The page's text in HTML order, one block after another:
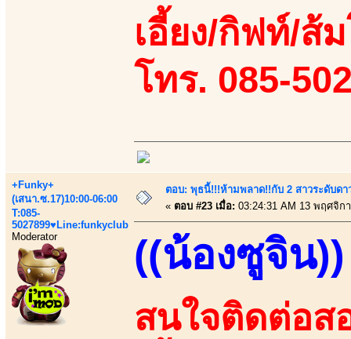
เอี้ยง/กิฟท์/ส้
โทร. 085-
+Funky+
(เสนา.ซ.17)10:00-06:00
T:085-
5027899♥Line:funkyclub
Moderator
ตอบ: พุธนี้!!!ห้ามพลาด!!กับ 2 สาวระดับดา
« ตอบ #23 เมื่อ: 03:24:31 AM 13 พฤศจิก
((น้องซูจิน))
สนใจติดต่อส